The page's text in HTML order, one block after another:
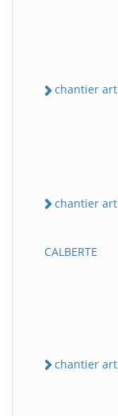
chantier
chantier
CALBERTE
chantier